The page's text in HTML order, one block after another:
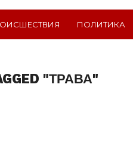
ПОЛИТИКА
"ТРАВА"